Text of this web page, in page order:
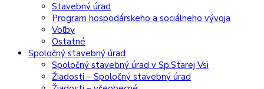
Stavebný úrad
Program hospodárskeho a sociálneho vývoja
Voľby
Ostatné
Spoločný stavebný úrad
Spoločný stavebný úrad v Sp.Starej Vsi
Žiadosti – Spoločný stavebný úrad